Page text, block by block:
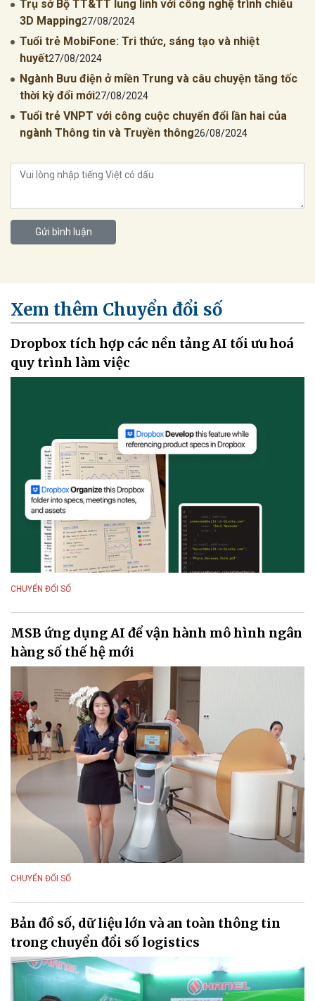
Trụ sở Bộ TT&TT lung linh với công nghệ trình chiếu
3D Mapping27/08/2024
Tuổi trẻ MobiFone: Tri thức, sáng tạo và nhiệt
huyết27/08/2024
Ngành Bưu điện ở miền Trung và câu chuyện tăng tốc
thời kỳ đổi mới27/08/2024
Tuổi trẻ VNPT với công cuộc chuyển đổi lần hai của
ngành Thông tin và Truyền thông26/08/2024
Gửi bình luận
Xem thêm Chuyển đổi số
Dropbox tích hợp các nền tảng AI tối ưu hoá
quy trình làm việc
CHUYỂN ĐỔI SỐ
MSB ứng dụng AI để vận hành mô hình ngân
hàng số thế hệ mới
CHUYỂN ĐỔI SỐ
Bản đồ số, dữ liệu lớn và an toàn thông tin
trong chuyển đổi số logistics